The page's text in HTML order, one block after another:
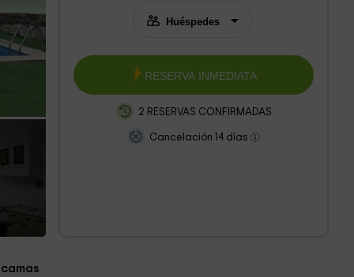
RESERVA INMEDIATA
2 RESERVAS CONFIRMADAS
Cancelación 14 días